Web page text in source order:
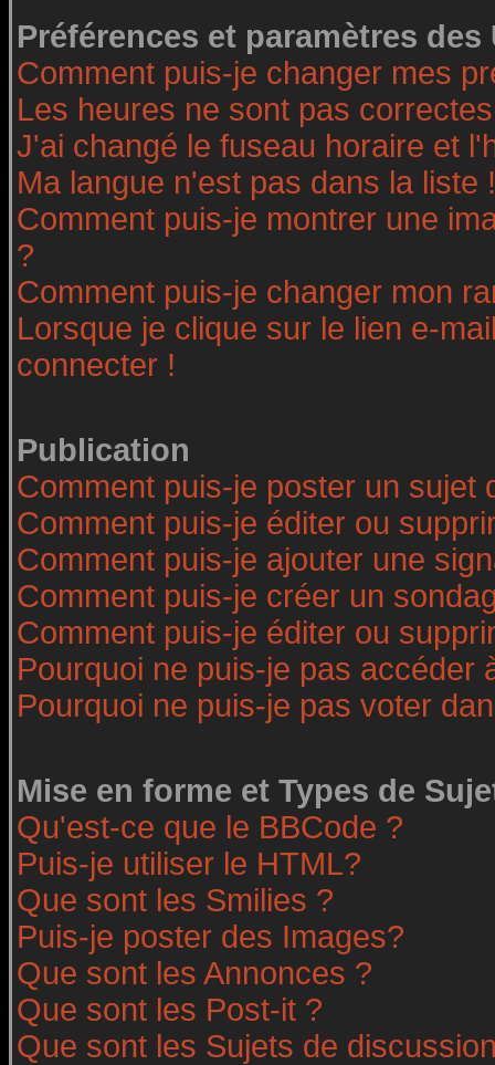
Préférences et paramètres
Comment puis-je changer mes
Les heures ne sont pas
J'ai changé le fuseau horaire et
Ma langue n'est pas dans la liste !
Comment puis-je montrer une
?
Comment puis-je changer mon
Lorsque je clique sur le lien e-
connecter !
Publication
Comment puis-je poster un sujet
Comment puis-je éditer ou
Comment puis-je ajouter une
Comment puis-je créer un
Comment puis-je éditer ou
Pourquoi ne puis-je pas accéder
Pourquoi ne puis-je pas voter
Mise en forme et Types de
Qu'est-ce que le BBCode ?
Puis-je utiliser le HTML?
Que sont les Smilies ?
Puis-je poster des Images?
Que sont les Annonces ?
Que sont les Post-it ?
Que sont les Sujets de